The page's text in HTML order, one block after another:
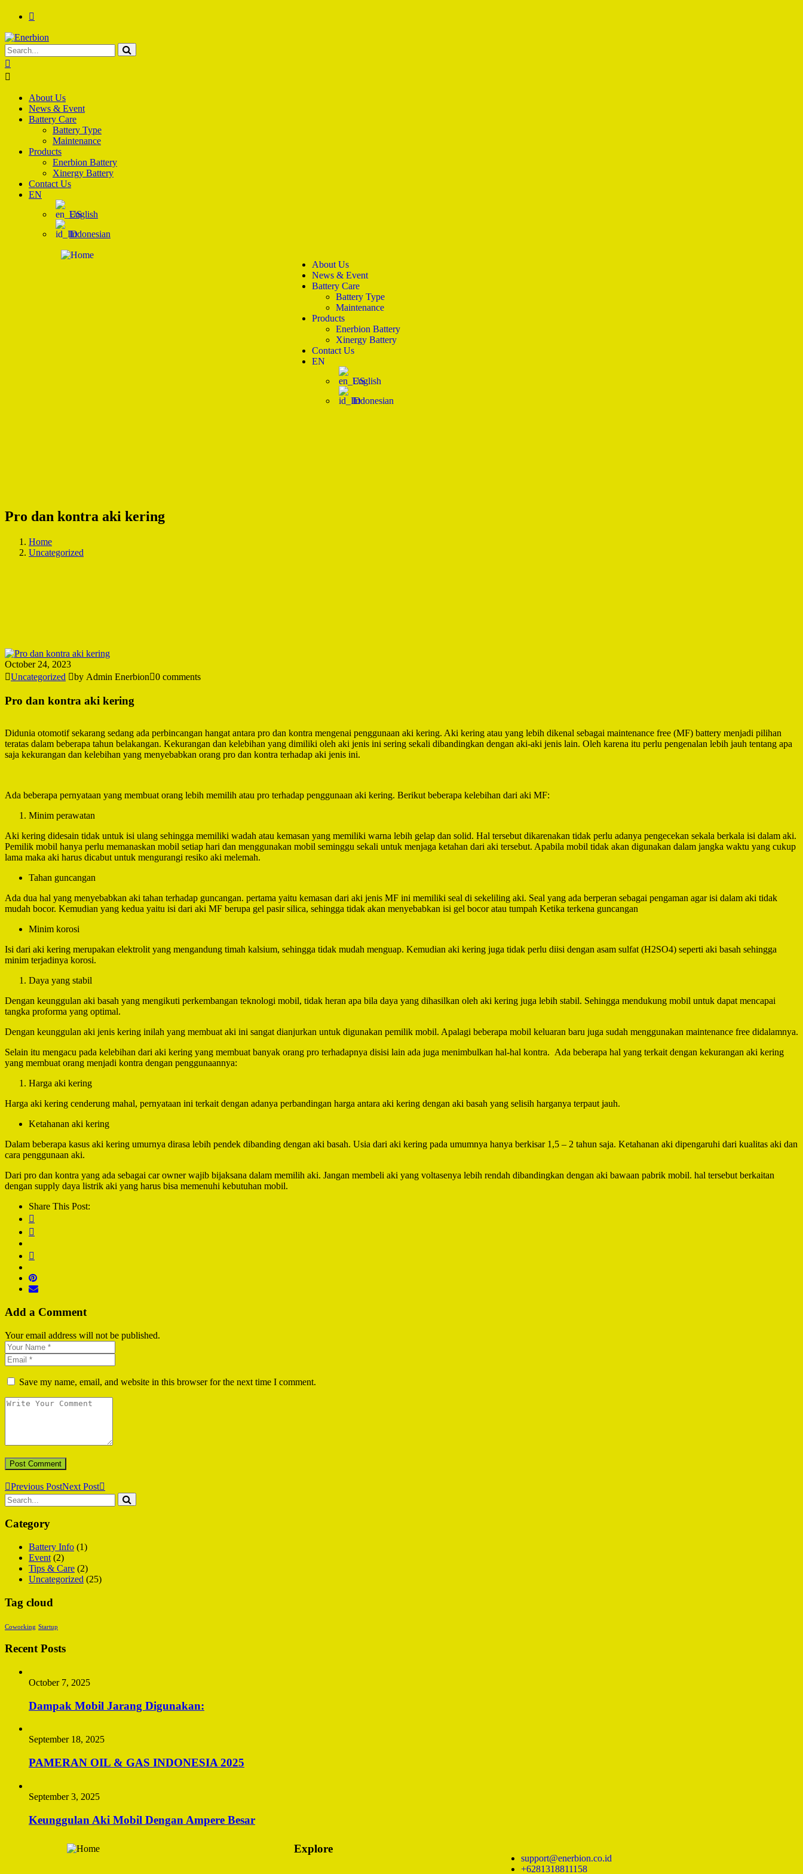
About Us
News & Event
Battery Care
Battery Type
Maintenance
Products
Enerbion Battery
Xinergy Battery
Contact Us
EN
English
Indonesian
About Us
News & Event
Battery Care
Battery Type
Maintenance
Products
Enerbion Battery
Xinergy Battery
Contact Us
EN
English
Indonesian
Pro dan kontra aki kering
Home
Uncategorized
October 24, 2023
Uncategorized
by Admin Enerbion 0 comments
Pro dan kontra aki kering
Didunia otomotif sekarang sedang ada perbincangan hangat antara pro dan kontra mengenai penggunaan aki kering. Aki kering atau yang lebih dikenal sebagai maintenance free (MF) battery menjadi pilihan
teratas dalam beberapa tahun belakangan. Kekurangan dan kelebihan yang dimiliki oleh aki jenis ini sering sekali dibandingkan dengan aki-aki jenis lain. Oleh karena itu perlu pengenalan lebih jauh tentang apa
saja kekurangan dan kelebihan yang menyebabkan orang pro dan kontra terhadap aki jenis ini.
Ada beberapa pernyataan yang membuat orang lebih memilih atau pro terhadap penggunaan aki kering. Berikut beberapa kelebihan dari aki MF:
Minim perawatan
Aki kering didesain tidak untuk isi ulang sehingga memiliki wadah atau kemasan yang memiliki warna lebih gelap dan solid. Hal tersebut dikarenakan tidak perlu adanya pengecekan sekala berkala isi dalam aki.
Pemilik mobil hanya perlu memanaskan mobil setiap hari dan menggunakan mobil seminggu sekali untuk menjaga ketahan dari aki tersebut. Apabila mobil tidak akan digunakan dalam jangka waktu yang cukup
lama maka aki harus dicabut untuk mengurangi resiko aki melemah.
Tahan guncangan
Ada dua hal yang menyebabkan aki tahan terhadap guncangan. pertama yaitu kemasan dari aki jenis MF ini memiliki seal di sekeliling aki. Seal yang ada berperan sebagai pengaman agar isi dalam aki tidak
mudah bocor. Kemudian yang kedua yaitu isi dari aki MF berupa gel pasir silica, sehingga tidak akan menyebabkan isi gel bocor atau tumpah Ketika terkena guncangan
Minim korosi
Isi dari aki kering merupakan elektrolit yang mengandung timah kalsium, sehingga tidak mudah menguap. Kemudian aki kering juga tidak perlu diisi dengan asam sulfat (H2SO4) seperti aki basah sehingga
minim terjadinya korosi.
Daya yang stabil
Dengan keunggulan aki basah yang mengikuti perkembangan teknologi mobil, tidak heran apa bila daya yang dihasilkan oleh aki kering juga lebih stabil. Sehingga mendukung mobil untuk dapat mencapai
tangka proforma yang optimal.
Dengan keunggulan aki jenis kering inilah yang membuat aki ini sangat dianjurkan untuk digunakan pemilik mobil. Apalagi beberapa mobil keluaran baru juga sudah menggunakan maintenance free didalamnya.
Selain itu mengacu pada kelebihan dari aki kering yang membuat banyak orang pro terhadapnya disisi lain ada juga menimbulkan hal-hal kontra. Ada beberapa hal yang terkait dengan kekurangan aki kering
yang membuat orang menjadi kontra dengan penggunaannya:
Harga aki kering
Harga aki kering cenderung mahal, pernyataan ini terkait dengan adanya perbandingan harga antara aki kering dengan aki basah yang selisih harganya terpaut jauh.
Ketahanan aki kering
Dalam beberapa kasus aki kering umurnya dirasa lebih pendek dibanding dengan aki basah. Usia dari aki kering pada umumnya hanya berkisar 1,5 – 2 tahun saja. Ketahanan aki dipengaruhi dari kualitas aki dan
cara penggunaan aki.
Dari pro dan kontra yang ada sebagai car owner wajib bijaksana dalam memilih aki. Jangan membeli aki yang voltasenya lebih rendah dibandingkan dengan aki bawaan pabrik mobil. hal tersebut berkaitan
dengan supply daya listrik aki yang harus bisa memenuhi kebutuhan mobil.
Share This Post:
Add a Comment
Your email address will not be published.
Save my name, email, and website in this browser for the next time I comment.
Previous PostNext Post
Category
Battery Info (1)
Event (2)
Tips & Care (2)
Uncategorized (25)
Tag cloud
Coworking Startup
Recent Posts
October 7, 2025
Dampak Mobil Jarang Digunakan:
September 18, 2025
PAMERAN OIL & GAS INDONESIA 2025
September 3, 2025
Keunggulan Aki Mobil Dengan Ampere Besar
Explore
support@enerbion.co.id
+6281318811158